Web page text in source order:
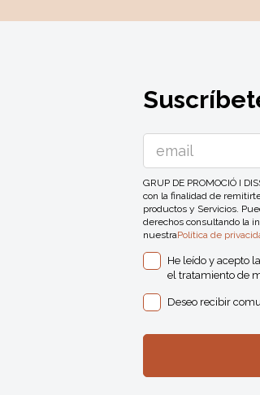
GRUP DE PROMOCIÓ I
con la finalidad de
productos y Servicios.
derechos consultando la
nuestraPolítica de
He leído y acepto
el tratamiento de
Deseo recibir